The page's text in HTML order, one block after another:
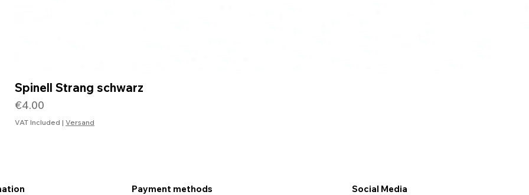
Spinell Strang schwarz
Price
€4.00
VAT Included | Versand
Payment methods Social Media